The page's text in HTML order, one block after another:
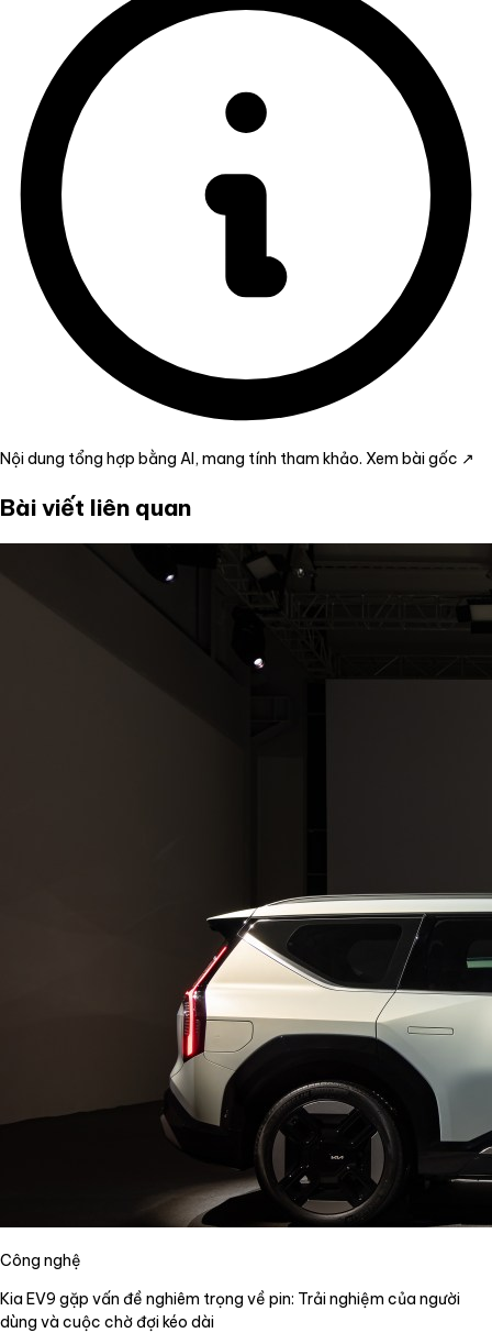
Nội dung tổng hợp bằng AI, mang tính tham khảo. Xem bài gốc ↗
Bài viết liên quan
Công nghệ
Kia EV9 gặp vấn đề nghiêm trọng về pin: Trải nghiệm của người
dùng và cuộc chờ đợi kéo dài